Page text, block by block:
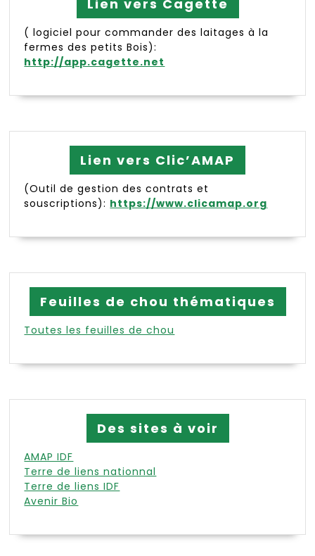
Lien vers Cagette
( logiciel pour commander des laitages à la
fermes des petits Bois):
http://app.cagette.net
Lien vers Clic’AMAP
(Outil de gestion des contrats et
souscriptions): https://www.clicamap.org
Feuilles de chou thématiques
Toutes les feuilles de chou
Des sites à voir
AMAP IDF
Terre de liens nationnal
Terre de liens IDF
Avenir Bio